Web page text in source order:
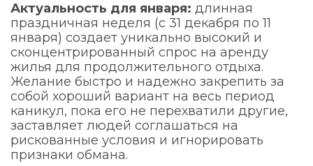
Актуальность для января: длинная
праздничная неделя (с 31 декабря по 11
января) создает уникально высокий и
сконцентрированный спрос на аренду
жилья для продолжительного отдыха.
Желание быстро и надежно закрепить за
собой хороший вариант на весь период
каникул, пока его не перехватили другие,
заставляет людей соглашаться на
рискованные условия и игнорировать
признаки обмана.